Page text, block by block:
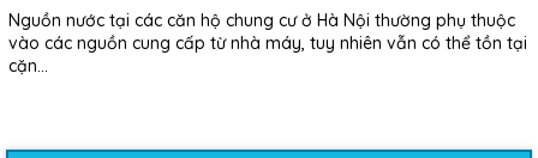
Nguồn nước tại các căn hộ chung cư ở Hà Nội thường phụ thuộc
vào các nguồn cung cấp từ nhà máy, tuy nhiên vẫn có thể tồn tại
cặn...